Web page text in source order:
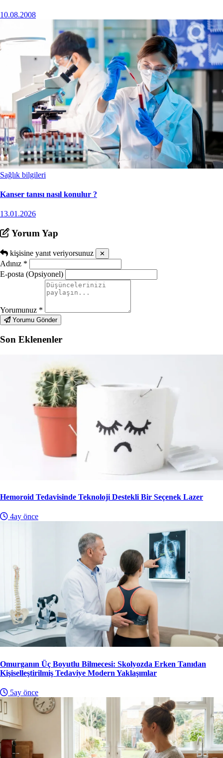
10.08.2008
Sağlık bilgileri
Kanser tanısı nasıl konulur ?
13.01.2026
Yorum Yap
kişisine yanıt veriyorsunuz ✕
Adınız *
E-posta (Opsiyonel)
Yorumunuz *
Yorumu Gönder
Son Eklenenler
Hemoroid Tedavisinde Teknoloji Destekli Bir Seçenek Lazer
4ay önce
Omurganın Üç Boyutlu Bilmecesi: Skolyozda Erken Tanıdan
Kişiselleştirilmiş Tedaviye Modern Yaklaşımlar
5ay önce